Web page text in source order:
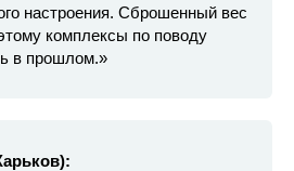
настроения. Сброшенный вес
комплексы по поводу
в прошлом.»